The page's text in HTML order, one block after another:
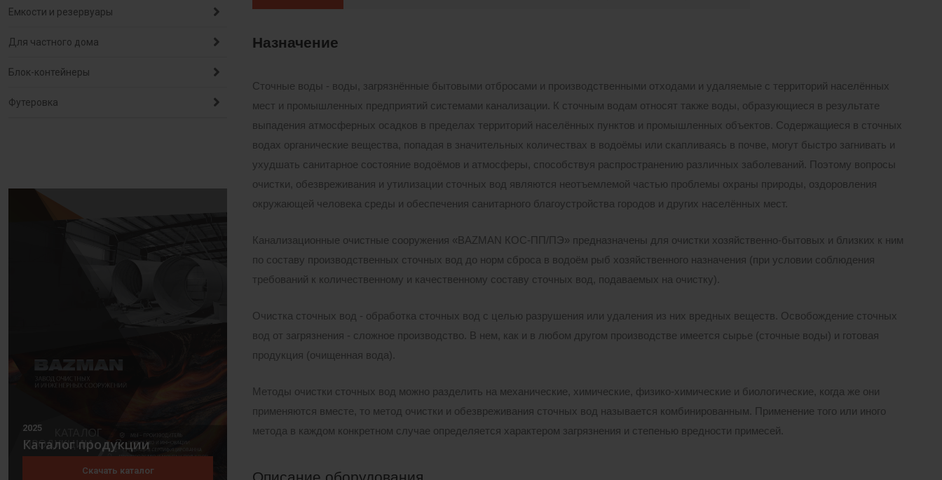
Емкости и резервуары
Для частного дома
Блок-контейнеры
Футеровка
2025
Каталог продукции
Скачать каталог
Назначение
Сточные воды - воды, загрязнённые бытовыми отбросами и производственными отходами и удаляемые с территорий населённых
мест и промышленных предприятий системами канализации. К сточным водам относят также воды, образующиеся в результате
выпадения атмосферных осадков в пределах территорий населённых пунктов и промышленных объектов. Содержащиеся в сточных
водах органические вещества, попадая в значительных количествах в водоёмы или скапливаясь в почве, могут быстро загнивать и
ухудшать санитарное состояние водоёмов и атмосферы, способствуя распространению различных заболеваний. Поэтому вопросы
очистки, обезвреживания и утилизации сточных вод являются неотъемлемой частью проблемы охраны природы, оздоровления
окружающей человека среды и обеспечения санитарного благоустройства городов и других населённых мест.
Канализационные очистные сооружения «BAZMAN КОС-ПП/ПЭ» предназначены для очистки хозяйственно-бытовых и близких к ним
по составу производственных сточных вод до норм сброса в водоём рыб хозяйственного назначения (при условии соблюдения
требований к количественному и качественному составу сточных вод, подаваемых на очистку).
Очистка сточных вод - обработка сточных вод с целью разрушения или удаления из них вредных веществ. Освобождение сточных
вод от загрязнения - сложное производство. В нем, как и в любом другом производстве имеется сырье (сточные воды) и готовая
продукция (очищенная вода).
Методы очистки сточных вод можно разделить на механические, химические, физико-химические и биологические, когда же они
применяются вместе, то метод очистки и обезвреживания сточных вод называется комбинированным. Применение того или иного
метода в каждом конкретном случае определяется характером загрязнения и степенью вредности примесей.